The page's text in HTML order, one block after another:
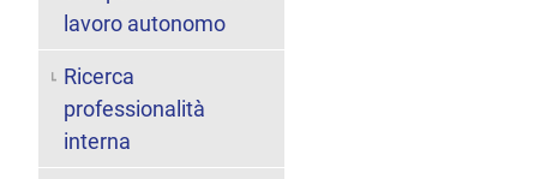
lavoro autonomo
Ricerca
professionalità
interna